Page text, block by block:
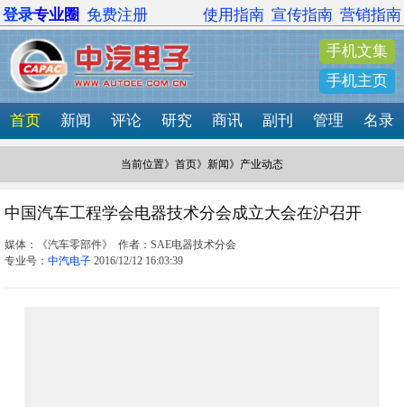
登录专业圈 免费注册 使用指南 宣传指南 营销指南
手机文集
手机主页
首页 新闻 评论 研究 商讯 副刊 管理 名录
当前位置》 首页》 新闻 》产业动态
中国汽车工程学会电器技术分会成立大会在沪召开
媒体：《汽车零部件》 作者：SAE电器技术分会
专业号： 中汽电子 2016/12/12 16:03:39